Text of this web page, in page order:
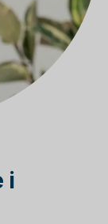
i